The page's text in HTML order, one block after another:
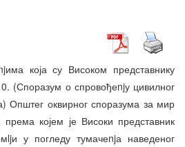
која су Високом представнику
(Споразум о спровођеnjу цивилног
Општег оквирног споразума за мир
којем је Високи представник
у погледу тумачеnjа наведеног